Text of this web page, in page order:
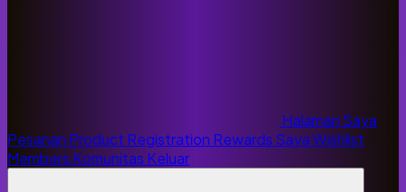
Halaman Saya
Pesanan Product Registration Rewards SayaWishlist
Members Komunitas Keluar